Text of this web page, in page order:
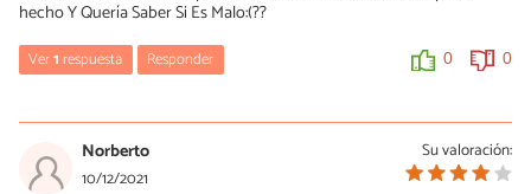
estrellas. Mis conocimientos como ATV están más que
diagnosticar animales a través de internet. Si preguntas por
tratamientos o patologías, siempre, siempre y siempre te voy a
respetuosa para el animal, que es lo que a mí me importa. Por otra
te definen a ti. Un saludo.
hecho Y Quería Saber Si Es Malo:(??
Ver1respuesta Responder 0 0
11/01/2022
Hola, hay que saber a qué se debe. Un saludo.
Su valoración:
Norberto
10/12/2021